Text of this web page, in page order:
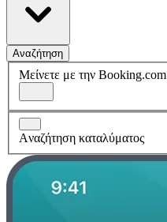
Αναζήτηση
Μείνετε με την Booking.com
Aναζήτηση καταλύματος